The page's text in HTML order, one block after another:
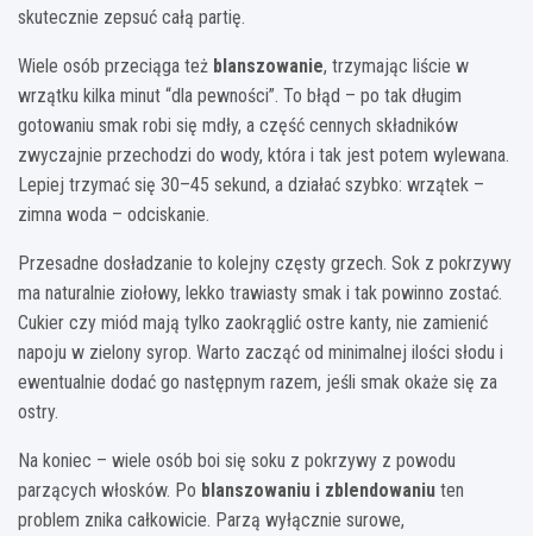
skutecznie zepsuć całą partię.
Wiele osób przeciąga też blanszowanie, trzymając liście w
wrzątku kilka minut “dla pewności”. To błąd – po tak długim
gotowaniu smak robi się mdły, a część cennych składników
zwyczajnie przechodzi do wody, która i tak jest potem wylewana.
Lepiej trzymać się 30–45 sekund, a działać szybko: wrzątek –
zimna woda – odciskanie.
Przesadne dosładzanie to kolejny częsty grzech. Sok z pokrzywy
ma naturalnie ziołowy, lekko trawiasty smak i tak powinno zostać.
Cukier czy miód mają tylko zaokrąglić ostre kanty, nie zamienić
napoju w zielony syrop. Warto zacząć od minimalnej ilości słodu i
ewentualnie dodać go następnym razem, jeśli smak okaże się za
ostry.
Na koniec – wiele osób boi się soku z pokrzywy z powodu
parzących włosków. Po blanszowaniu i zblendowaniu ten
problem znika całkowicie. Parzą wyłącznie surowe,